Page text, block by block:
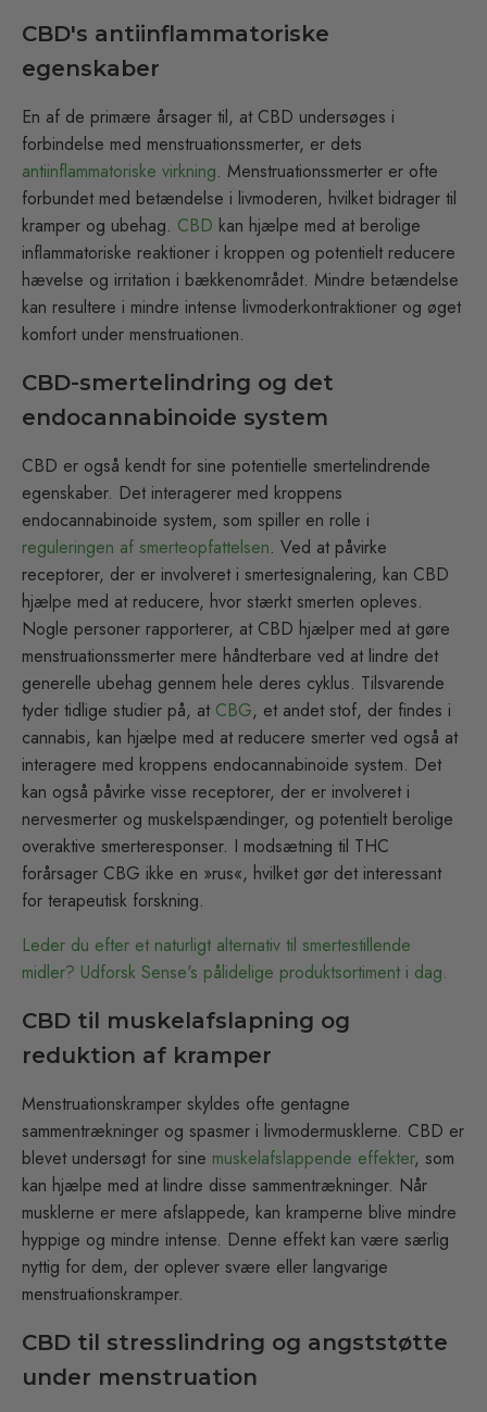
CBD's antiinflammatoriske
egenskaber
En af de primære årsager til, at CBD undersøges i
forbindelse med menstruationssmerter, er dets
antiinflammatoriske virkning. Menstruationssmerter er ofte
forbundet med betændelse i livmoderen, hvilket bidrager til
kramper og ubehag. CBD kan hjælpe med at berolige
inflammatoriske reaktioner i kroppen og potentielt reducere
hævelse og irritation i bækkenområdet. Mindre betændelse
kan resultere i mindre intense livmoderkontraktioner og øget
komfort under menstruationen.
CBD-smertelindring og det
endocannabinoide system
CBD er også kendt for sine potentielle smertelindrende
egenskaber. Det interagerer med kroppens
endocannabinoide system, som spiller en rolle i
reguleringen af smerteopfattelsen. Ved at påvirke
receptorer, der er involveret i smertesignalering, kan CBD
hjælpe med at reducere, hvor stærkt smerten opleves.
Nogle personer rapporterer, at CBD hjælper med at gøre
menstruationssmerter mere håndterbare ved at lindre det
generelle ubehag gennem hele deres cyklus. Tilsvarende
tyder tidlige studier på, at CBG, et andet stof, der findes i
cannabis, kan hjælpe med at reducere smerter ved også at
interagere med kroppens endocannabinoide system. Det
kan også påvirke visse receptorer, der er involveret i
nervesmerter og muskelspændinger, og potentielt berolige
overaktive smerteresponser. I modsætning til THC
forårsager CBG ikke en »rus«, hvilket gør det interessant
for terapeutisk forskning.
Leder du efter et naturligt alternativ til smertestillende
midler? Udforsk Sense's pålidelige produktsortiment i dag.
CBD til muskelafslapning og
reduktion af kramper
Menstruationskramper skyldes ofte gentagne
sammentrækninger og spasmer i livmodermusklerne. CBD er
blevet undersøgt for sine muskelafslappende effekter, som
kan hjælpe med at lindre disse sammentrækninger. Når
musklerne er mere afslappede, kan kramperne blive mindre
hyppige og mindre intense. Denne effekt kan være særlig
nyttig for dem, der oplever svære eller langvarige
menstruationskramper.
CBD til stresslindring og angststøtte
under menstruation